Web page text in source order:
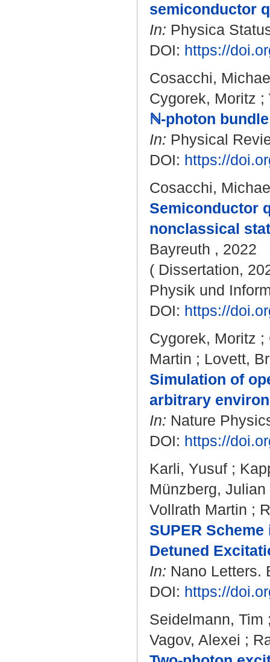
semiconductor
In: Physica
DOI: https://
Cosacchi,
Cygorek, Moritz ;
ℕ-photon
In: Physical
DOI: https://
Cosacchi,
Semiconductor
nonclassical
Bayreuth , 2022
( Dissertation,
Physik und
DOI: https://
Cygorek, Moritz ;
Martin ; Lovett,
Simulation of
arbitrary
In: Nature
DOI: https://
Karli, Yusuf ;
Münzberg, Julian
Vollrath Martin ;
SUPER
Detuned
In: Nano Letters.
DOI: https://
Seidelmann, Tim
Vagov, Alexei ;